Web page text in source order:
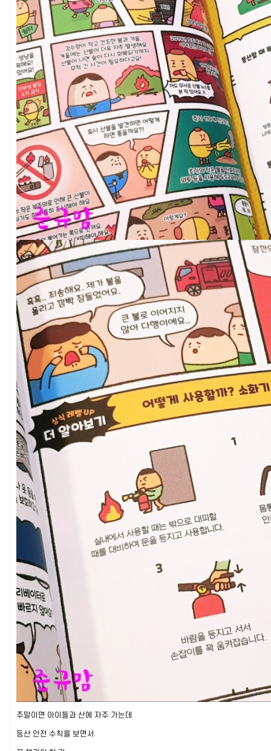
주말이면 아이들과 산에 자주 가는데
등산 안전 수칙을 보면서